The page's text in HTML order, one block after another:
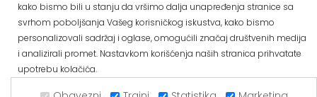
kako bismo bili u stanju da vršimo dalja unapređenja stranice sa
svrhom poboljšanja Vašeg korisničkog iskustva, kako bismo
personalizovali sadržaj i oglase, omogućili značaj društvenih medija
i analizirali promet. Nastavkom korišćenja naših stranica prihvatate
upotrebu kolačića.